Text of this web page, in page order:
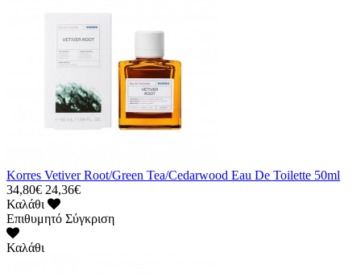
Korres Vetiver Root/Green Tea/Cedarwood Eau De Toilette 50ml
34,80€ 24,36€
Καλάθι
Επιθυμητό Σύγκριση
Καλάθι